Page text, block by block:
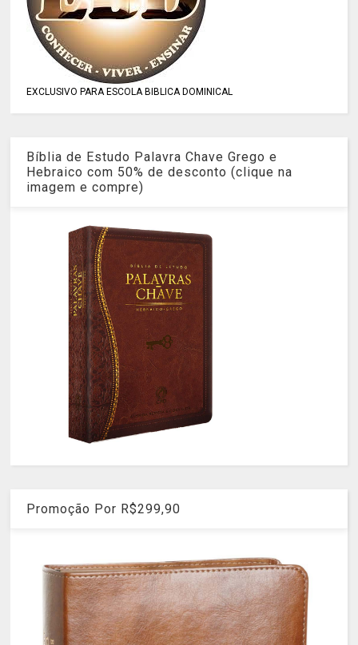
EXCLUSIVO PARA ESCOLA BIBLICA DOMINICAL
Bíblia de Estudo Palavra Chave Grego e
Hebraico com 50% de desconto (clique na
imagem e compre)
Promoção Por R$299,90